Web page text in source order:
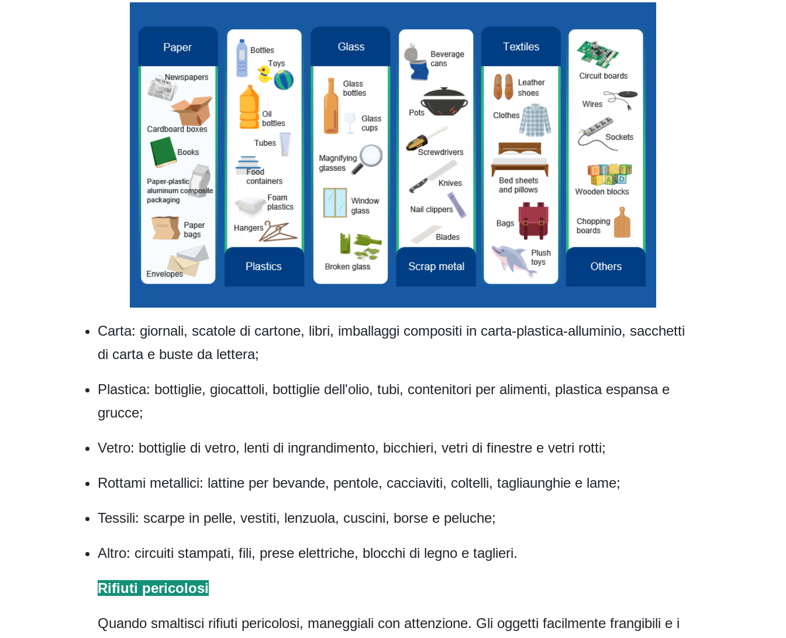
Carta: giornali, scatole di cartone, libri, imballaggi compositi in carta-plastica-alluminio, sacchetti
di carta e buste da lettera;
Plastica: bottiglie, giocattoli, bottiglie dell'olio, tubi, contenitori per alimenti, plastica espansa e
grucce;
Vetro: bottiglie di vetro, lenti di ingrandimento, bicchieri, vetri di finestre e vetri rotti;
Rottami metallici: lattine per bevande, pentole, cacciaviti, coltelli, tagliaunghie e lame;
Tessili: scarpe in pelle, vestiti, lenzuola, cuscini, borse e peluche;
Altro: circuiti stampati, fili, prese elettriche, blocchi di legno e taglieri.
Rifiuti pericolosi
Quando smaltisci rifiuti pericolosi, maneggiali con attenzione. Gli oggetti facilmente frangibili e i